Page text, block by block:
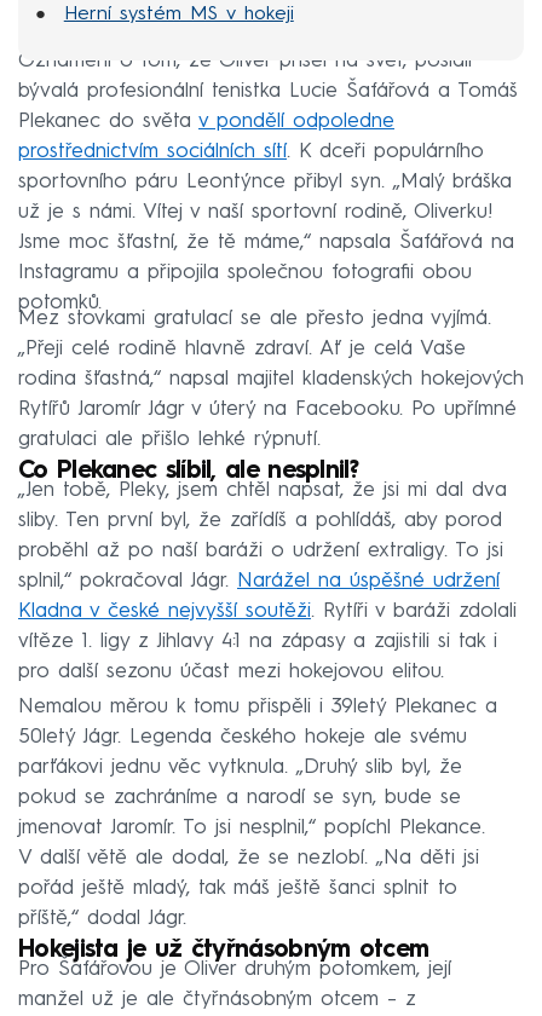
Herní systém MS v hokeji
Oznámení o tom, že Oliver přišel na svět, poslali
bývalá profesionální tenistka Lucie Šafářová a Tomáš
Plekanec do světa v pondělí odpoledne
prostřednictvím sociálních sítí. K dceři populárního
sportovního páru Leontýnce přibyl syn. „Malý bráška
už je s námi. Vítej v naší sportovní rodině, Oliverku!
Jsme moc šťastní, že tě máme,“ napsala Šafářová na
Instagramu a připojila společnou fotografii obou
potomků.
Mez stovkami gratulací se ale přesto jedna vyjímá.
„Přeji celé rodině hlavně zdraví. Ať je celá Vaše
rodina šťastná,“ napsal majitel kladenských hokejových
Rytířů Jaromír Jágr v úterý na Facebooku. Po upřímné
gratulaci ale přišlo lehké rýpnutí.
Co Plekanec slíbil, ale nesplnil?
„Jen tobě, Pleky, jsem chtěl napsat, že jsi mi dal dva
sliby. Ten první byl, že zařídíš a pohlídáš, aby porod
proběhl až po naší baráži o udržení extraligy. To jsi
splnil,“ pokračoval Jágr. Narážel na úspěšné udržení
Kladna v české nejvyšší soutěži. Rytíři v baráži zdolali
vítěze 1. ligy z Jihlavy 4:1 na zápasy a zajistili si tak i
pro další sezonu účast mezi hokejovou elitou.
Nemalou měrou k tomu přispěli i 39letý Plekanec a
50letý Jágr. Legenda českého hokeje ale svému
parťákovi jednu věc vytknula. „Druhý slib byl, že
pokud se zachráníme a narodí se syn, bude se
jmenovat Jaromír. To jsi nesplnil,“ popíchl Plekance.
V další větě ale dodal, že se nezlobí. „Na děti jsi
pořád ještě mladý, tak máš ještě šanci splnit to
příště,“ dodal Jágr.
Hokejista je už čtyřnásobným otcem
Pro Šafářovou je Oliver druhým potomkem, její
manžel už je ale čtyřnásobným otcem – z